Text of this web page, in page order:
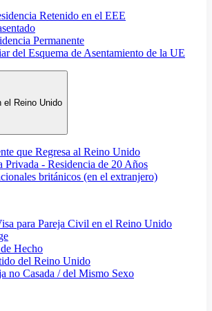
Retenido en el EEE
Permanente
del Esquema de Asentamiento de la UE
el Reino Unido
que Regresa al Reino Unido
Privada - Residencia de 20 Años
británicos (en el extranjero)
para Pareja Civil en el Reino Unido
Hecho
del Reino Unido
no Casada / del Mismo Sexo